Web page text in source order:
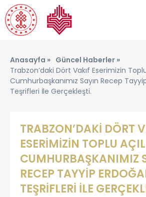
Anasayfa » Güncel Haberler »
Trabzon’daki Dört Vakıf Eserimizin
Cumhurbaşkanımız Sayın Recep
Teşrifleri İle Gerçekleşti.
TRABZON’DAKİ DÖRT
ESERİMİZİN TOPLU
CUMHURBAŞKANIMIZ
RECEP TAYYİP
TEŞRİFLERİ İLE